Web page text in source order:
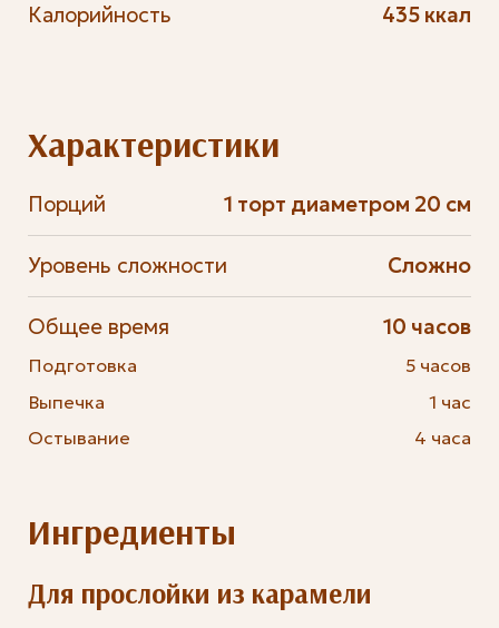
Калорийность 435 ккал
Характеристики
Порций 1 торт диаметром 20 см
Уровень сложности Сложно
Общее время
Подготовка
Выпечка
Остывание
10 часов
5 часов
1 час
4 часа
Ингредиенты
Для прослойки из карамели